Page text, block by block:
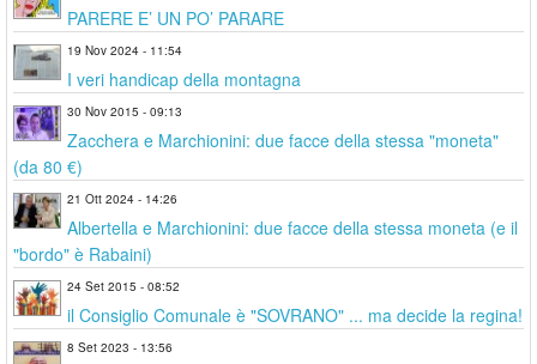
PARERE E’ UN PO’ PARARE
19 Nov 2024 - 11:54
I veri handicap della montagna
30 Nov 2015 - 09:13
Zacchera e Marchionini: due facce della stessa "moneta"
(da 80 €)
21 Ott 2024 - 14:26
Albertella e Marchionini: due facce della stessa moneta (e il
"bordo" è Rabaini)
24 Set 2015 - 08:52
il Consiglio Comunale è "SOVRANO" ... ma decide la regina!
8 Set 2023 - 13:56